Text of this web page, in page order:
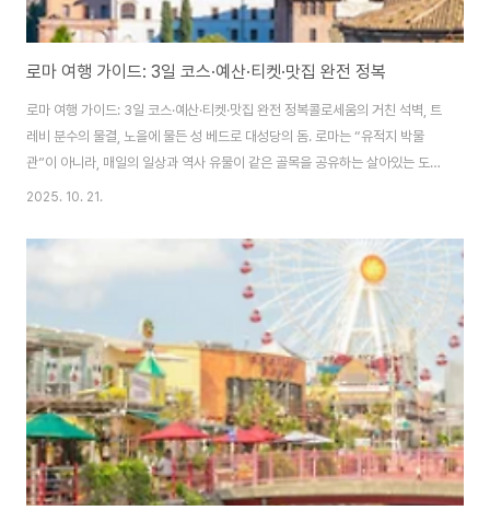
로마 여행 가이드: 3일 코스·예산·티켓·맛집 완전 정복
로마 여행 가이드: 3일 코스·예산·티켓·맛집 완전 정복콜로세움의 거친 석벽, 트
레비 분수의 물결, 노을에 물든 성 베드로 대성당의 돔. 로마는 “유적지 박물
관”이 아니라, 매일의 일상과 역사 유물이 같은 골목을 공유하는 살아있는 도시
예요. 첫 방문자도 길을 잃지 않도록, 핵심 동선(3일 코스), 계절별 팁, 교통·패
니다.1) 언제 갈까: 계절·복장·혼잡도 팁3–5월(봄): 12–22℃. 성수기 직전이
라 걷기 최고. 얇은 겉옷+편한 워킹슈즈.6–8월(여름): 25–35℃, 체감 덥고
관광객 최다. 정오 실내(박물관·성당)로 피신하고, 야외 명소는 오픈/폐장 직전
노리기.9–10월(가을): 15–25℃, 햇살·노을 맛집. 사진..
2025. 10. 21.